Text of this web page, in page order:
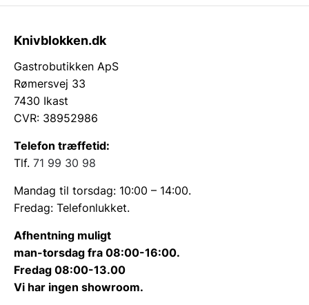
Knivblokken.dk
Gastrobutikken ApS
Rømersvej 33
7430 Ikast
CVR: 38952986
Telefon træffetid:
Tlf. 71 99 30 98
Mandag til torsdag: 10:00 – 14:00.
Fredag: Telefonlukket.
Afhentning muligt
man-torsdag fra 08:00-16:00.
Fredag 08:00-13.00
Vi har ingen showroom.